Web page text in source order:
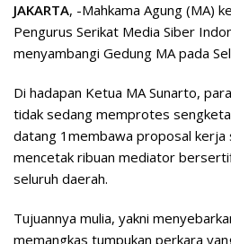
JAKARTA, -Mahkama Agung (MA)
Pengurus Serikat Media Siber
menyambangi Gedung MA pada
Di hadapan Ketua MA Sunarto,
tidak sedang memprotes
datang 1membawa proposal kerja
mencetak ribuan mediator
seluruh daerah.
Tujuannya mulia, yakni
memangkas tumpukan perkara